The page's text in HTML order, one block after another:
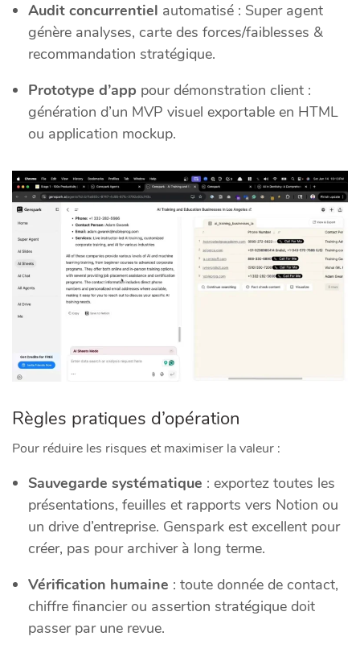
Audit concurrentiel automatisé : Super agent
génère analyses, carte des forces/faiblesses &
recommandation stratégique.
Prototype d’app pour démonstration client :
génération d’un MVP visuel exportable en HTML
ou application mockup.
Règles pratiques d’opération
Pour réduire les risques et maximiser la valeur :
Sauvegarde systématique : exportez toutes les
présentations, feuilles et rapports vers Notion ou
un drive d’entreprise. Genspark est excellent pour
créer, pas pour archiver à long terme.
Vérification humaine : toute donnée de contact,
chiffre financier ou assertion stratégique doit
passer par une revue.